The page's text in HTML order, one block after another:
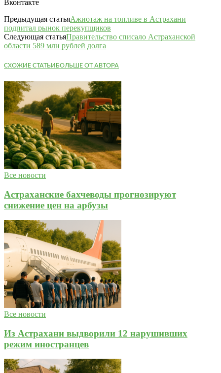
Вконтакте
Предыдущая статьяАжиотаж на топливе в Астрахани
подпитал рынок перекупщиков
Следующая статьяПравительство списало Астраханской
области 589 млн рублей долга
СХОЖИЕ СТАТЬИБОЛЬШЕ ОТ АВТОРА
Все новости
Астраханские бахчеводы прогнозируют
снижение цен на арбузы
Все новости
Из Астрахани выдворили 12 нарушивших
режим иностранцев